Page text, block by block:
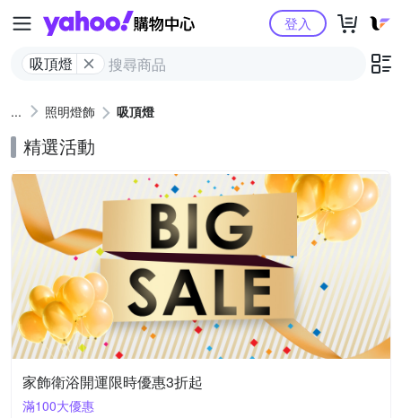
Yahoo購物中心
吸頂燈
登入
照明燈飾 吸頂燈
精選活動
家飾衛浴開運限時優惠3折起
滿100大優惠